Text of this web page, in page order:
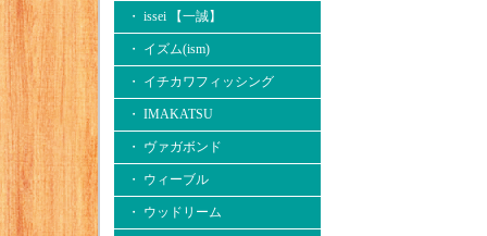
・ issei 【一誠】
・ イズム(ism)
・ イチカワフィッシング
・ IMAKATSU
・ ヴァガボンド
・ ウィーブル
・ ウッドリーム